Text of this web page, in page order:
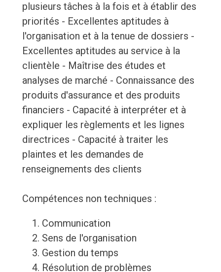
plusieurs tâches à la fois et à établir des
priorités - Excellentes aptitudes à
l'organisation et à la tenue de dossiers -
Excellentes aptitudes au service à la
clientèle - Maîtrise des études et
analyses de marché - Connaissance des
produits d'assurance et des produits
financiers - Capacité à interpréter et à
expliquer les règlements et les lignes
directrices - Capacité à traiter les
plaintes et les demandes de
renseignements des clients
Compétences non techniques :
Communication
Sens de l'organisation
Gestion du temps
Résolution de problèmes